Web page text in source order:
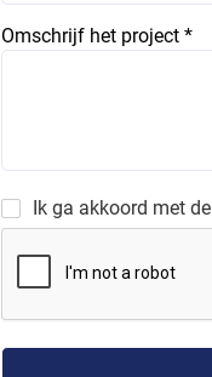
Omschrijf het project *
Ik ga akkoord met de